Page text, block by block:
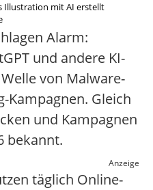
Illustration mit AI erstellt
Alarm:
und andere KI-
von Malware-
Kampagnen. Gleich
und Kampagnen
bekannt.
Anzeige
täglich Online-